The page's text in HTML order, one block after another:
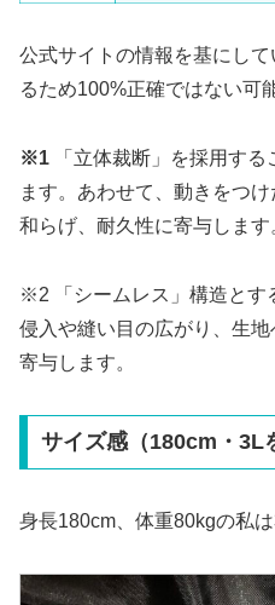
公式サイトの情報を基にし
るため100%正確ではない可
※1 「立体裁断」を採用す
ます。あわせて、動きをつ
和らげ、耐久性に寄与します
※2 「シームレス」構造とす
侵入や縫い目の広がり、生
寄与します。
サイズ感（180cm・3L
身長180cm、体重80kgの私